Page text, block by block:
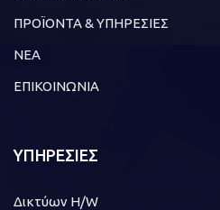
ΠΡΟΪΟΝΤΑ & ΥΠΗΡΕΣΙΕΣ
ΝΕΑ
ΕΠΙΚΟΙΝΩΝΙΑ
ΥΠΗΡΕΣΙΕΣ
Δικτύων H/W